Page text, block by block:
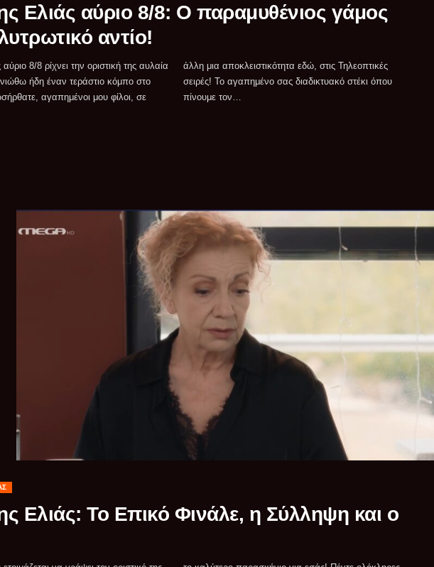
Ελιάς αύριο 8/8: Ο παραμυθένιος γάμος
αντίο!
8/8 ρίχνει την οριστική της αυλαία
νιώθω ήδη έναν τεράστιο κόμπο στο
αγαπημένοι μου φίλοι, σε
εδώ, στις Τηλεοπτικές
σας διαδικτυακό στέκι όπου
πίνουμε τον…
Ελιάς: Το Επικό Φινάλε, η Σύλληψη και ο